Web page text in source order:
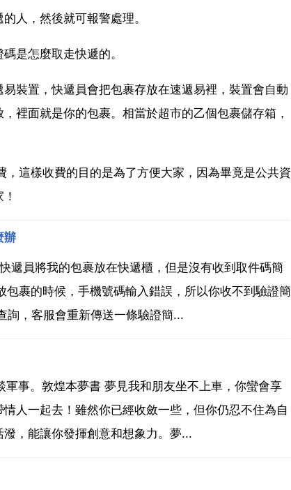
人，然後就可報警處理。
是怎麼取走快遞的。
裝置，快遞員會把包裹存放在速遞易裡，裝置會自動
裡面就是你的包裹。相當於超市的乙個包裹儲存箱，
這樣收費的目的是為了方便大家，因為畢竟是公共資
辦
遞員將我的包裹放在快遞櫃，但是沒有收到取件碼簡
裹的時候，手機號碼輸入錯誤，所以你收不到驗證簡
詢，客服會重新傳送一條驗證簡...
事。敦煌本夢書 夢見我和朋友坐不上車，你蠻會享
人一起去！雖然你已經收斂一些，但你仍忍不住為自
，能讓你發揮創意和想象力。夢...